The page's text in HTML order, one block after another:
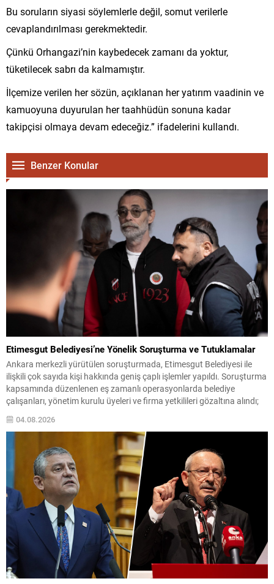
Bu soruların siyasi söylemlerle değil, somut verilerle
cevaplandırılması gerekmektedir.
Çünkü Orhangazi’nin kaybedecek zamanı da yoktur,
tüketilecek sabrı da kalmamıştır.
İlçemize verilen her sözün, açıklanan her yatırım vaadinin ve
kamuoyuna duyurulan her taahhüdün sonuna kadar
takipçisi olmaya devam edeceğiz.” ifadelerini kullandı.
Benzer Konular
Etimesgut Belediyesi’ne Yönelik Soruşturma ve Tutuklamalar
Ankara merkezli yürütülen soruşturmada, Etimesgut Belediyesi ile
ilişkili çok sayıda kişi hakkında geniş çaplı işlemler yapıldı. Soruşturma
kapsamında düzenlenen eş zamanlı operasyonlarda belediye
çalışanları, yönetim kurulu üyeleri ve firma yetkilileri gözaltına alındı;
İçişleri Bakanlığı, tutuklanan belediye başkanı hakkında geçici
04.08.2026